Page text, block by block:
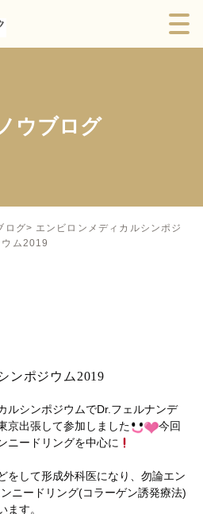
ウブログ
ログ
エンビロンメディカルシンポジ
ウム2019
ンポジウム2019
ルシンポジウムでDr.フェルナンデ
京出張して参加しました
今回
ニードリングを中心に
をして形成外科医になり、勿論エン
ニードリング(コラーゲン誘発療法)
ます。